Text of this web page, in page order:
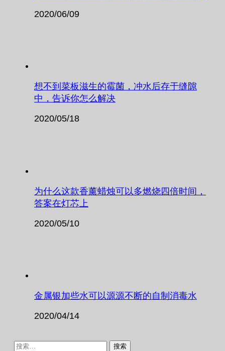
2020/06/09
想不到菜板滋生的霉菌，冲水后存于缝隙
中，告诉你怎么解决
2020/05/18
为什么这款香薰蜡烛可以多燃烧四倍时间，
答案在灯芯上
2020/05/10
金属银加些水可以源源不断的自制消毒水
2020/04/14
搜